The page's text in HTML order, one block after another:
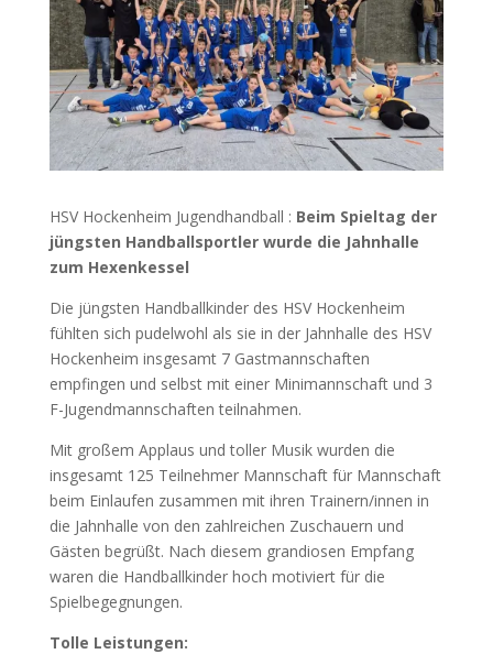
HSV Hockenheim Jugendhandball : Beim Spieltag der
jüngsten Handballsportler wurde die Jahnhalle
zum Hexenkessel
Die jüngsten Handballkinder des HSV Hockenheim
fühlten sich pudelwohl als sie in der Jahnhalle des HSV
Hockenheim insgesamt 7 Gastmannschaften
empfingen und selbst mit einer Minimannschaft und 3
F-Jugendmannschaften teilnahmen.
Mit großem Applaus und toller Musik wurden die
insgesamt 125 Teilnehmer Mannschaft für Mannschaft
beim Einlaufen zusammen mit ihren Trainern/innen in
die Jahnhalle von den zahlreichen Zuschauern und
Gästen begrüßt. Nach diesem grandiosen Empfang
waren die Handballkinder hoch motiviert für die
Spielbegegnungen.
Tolle Leistungen: